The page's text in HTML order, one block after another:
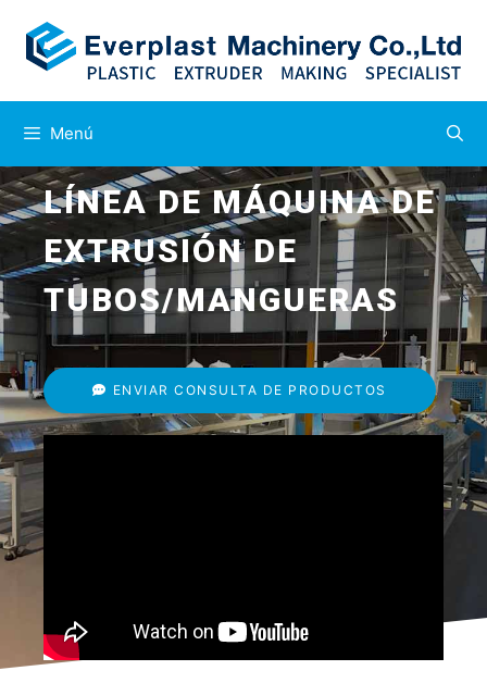
Menú
LÍNEA DE MÁQUINA DE
EXTRUSIÓN DE
TUBOS/MANGUERAS
ENVIAR CONSULTA DE PRODUCTOS